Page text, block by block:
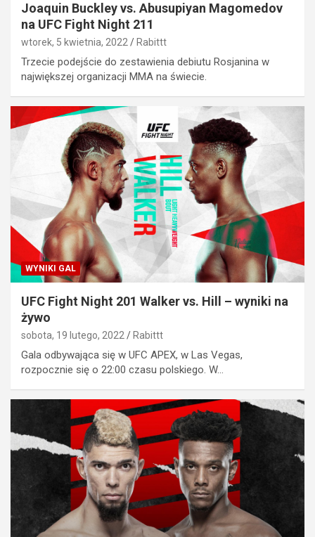
Joaquin Buckley vs. Abusupiyan Magomedov
na UFC Fight Night 211
wtorek, 5 kwietnia, 2022 Rabittt
Trzecie podejście do zestawienia debiutu Rosjanina w
największej organizacji MMA na świecie.
WYNIKI GAL
UFC Fight Night 201 Walker vs. Hill – wyniki na
żywo
sobota, 19 lutego, 2022 Rabittt
Gala odbywająca się w UFC APEX, w Las Vegas,
rozpocznie się o 22:00 czasu polskiego. W…